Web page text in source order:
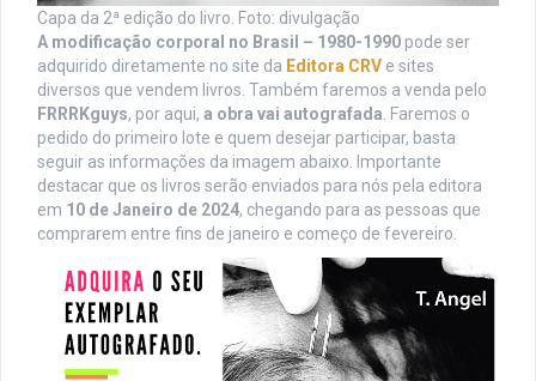
Capa da 2ª edição do livro. Foto: divulgação
A modificação corporal no Brasil – 1980-1990 pode ser
adquirido diretamente no site da Editora CRV e sites
diversos que vendem livros. Também faremos a venda pelo
FRRRKguys, por aqui, a obra vai autografada . Faremos o
pedido do primeiro lote e quem desejar participar, basta
seguir as informações da imagem abaixo. Importante
destacar que os livros serão enviados para nós pela editora
em 10 de Janeiro de 2024, chegando para as pessoas que
comprarem entre fins de janeiro e começo de fevereiro.